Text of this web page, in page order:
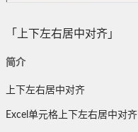
「上下左右居中对齐」
简介
上下左右居中对齐
Excel单元格上下左右居中对齐